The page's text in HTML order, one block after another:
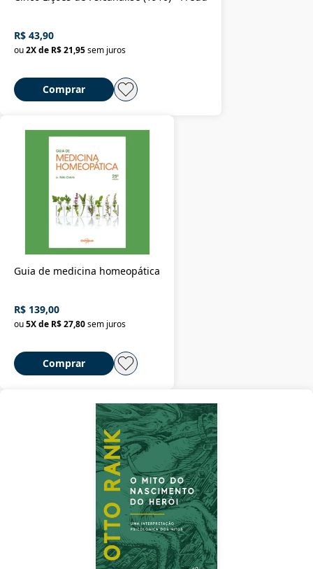
R$ 43,90
ou2X de R$ 21,95sem juros
Comprar
Guia de medicina homeopática
R$ 139,00
ou5X de R$ 27,80sem juros
Comprar